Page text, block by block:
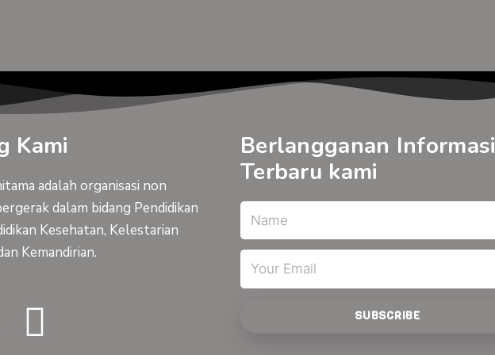
Kami
adalah organisasi non
dalam bidang Pendidikan
Kesehatan, Kelestarian
Kemandirian.
I
Berlangganan Informasi
Terbaru kami
Name
Email
SUBSCRIBE